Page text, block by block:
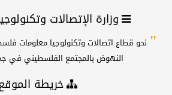
وزارة الإتصالات
" نحو قطاع اتصالات وتكنولوجيا معلومات
النهوض بالمجتمع الفلسطيني في
خريطة